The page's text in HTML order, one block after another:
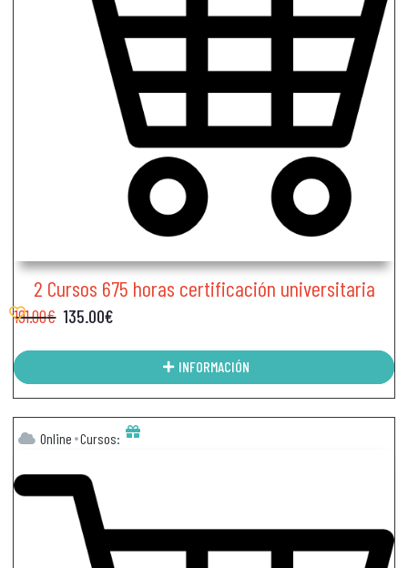
2 Cursos 675 horas certificación universitaria
191.00€ 135.00€
INFORMACIÓN
Online Cursos: